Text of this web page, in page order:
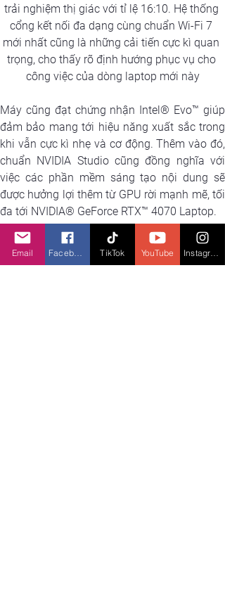
trải nghiệm thị giác với tỉ lệ 16:10. Hệ thống
cổng kết nối đa dạng cùng chuẩn Wi-Fi 7
mới nhất cũng là những cải tiến cực kì quan
trọng, cho thấy rõ định hướng phục vụ cho
công việc của dòng laptop mới này
Máy cũng đạt chứng nhận Intel® Evo™ giúp
đảm bảo mang tới hiệu năng xuất sắc trong
khi vẫn cực kì nhẹ và cơ động. Thêm vào đó,
chuẩn NVIDIA Studio cũng đồng nghĩa với
việc các phần mềm sáng tạo nội dung sẽ
được hưởng lợi thêm từ GPU rời mạnh mẽ, tối
đa tới NVIDIA® GeForce RTX™ 4070 Laptop.
Email TikTok YouTube